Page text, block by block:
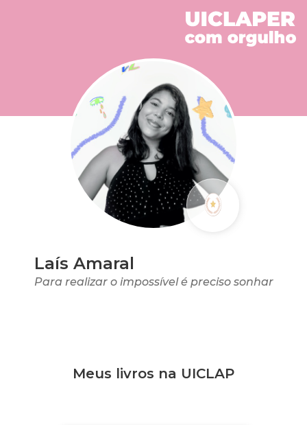
Laís Amaral
Para realizar o impossível é preciso sonhar
Meus livros na UICLAP